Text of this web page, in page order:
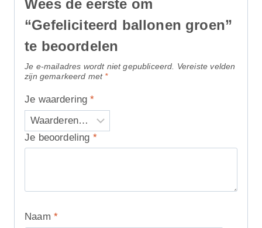
Wees de eerste om
“Gefeliciteerd ballonen groen”
te beoordelen
Je e-mailadres wordt niet gepubliceerd.
Vereiste velden
zijn gemarkeerd met *
Je waardering*
Je beoordeling *
Naam *